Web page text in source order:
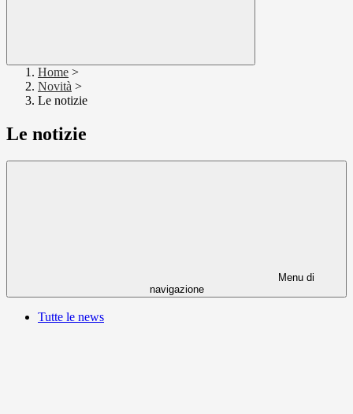
Home >
Novità >
Le notizie
Le notizie
Menu di
navigazione
Tutte le news